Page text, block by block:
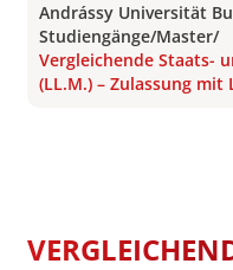
Andrássy Universität
Studiengänge/Master/
Vergleichende Staats-
(LL.M.) – Zulassung mit